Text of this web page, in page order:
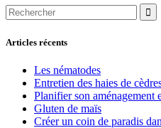
Search
for:
Articles récents
Les nématodes
Entretien des haies de
Planifier son aménagement
Gluten de maïs
Créer un coin de paradis